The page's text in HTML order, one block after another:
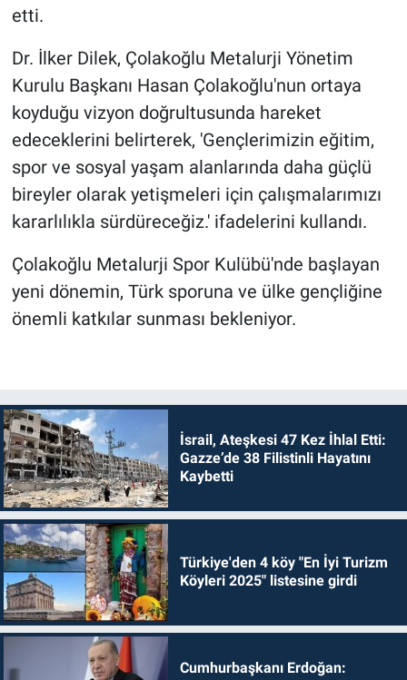
etti.
Dr. İlker Dilek, Çolakoğlu Metalurji Yönetim
Kurulu Başkanı Hasan Çolakoğlu'nun ortaya
koyduğu vizyon doğrultusunda hareket
edeceklerini belirterek, 'Gençlerimizin eğitim,
spor ve sosyal yaşam alanlarında daha güçlü
bireyler olarak yetişmeleri için çalışmalarımızı
kararlılıkla sürdüreceğiz.' ifadelerini kullandı.
Çolakoğlu Metalurji Spor Kulübü'nde başlayan
yeni dönemin, Türk sporuna ve ülke gençliğine
önemli katkılar sunması bekleniyor.
İsrail, Ateşkesi 47 Kez İhlal Etti:
Gazze’de 38 Filistinli Hayatını
Kaybetti
Türkiye'den 4 köy "En İyi Turizm
Köyleri 2025" listesine girdi
Cumhurbaşkanı Erdoğan: